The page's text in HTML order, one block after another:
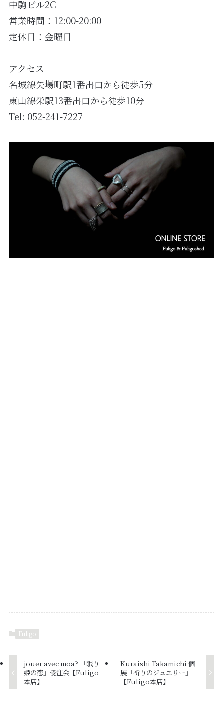
中駒ビル2C
営業時間：12:00-20:00
定休日：金曜日
アクセス
名城線矢場町駅1番出口から徒歩5分
東山線栄駅13番出口から徒歩10分
Tel: 052-241-7227
Fuligo
jouer avec moa? 「眠り
姫の恋」受注会【Fuligo
本店】
Kuraishi Takamichi 個
展「祈りのジュエリー」
【Fuligo本店】